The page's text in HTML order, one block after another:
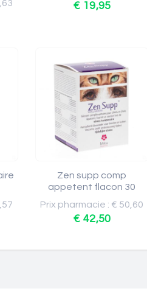
€ 19,95
Zen supp comp
appetent flacon 30
Prix pharmacie : € 50,60
€ 42,50